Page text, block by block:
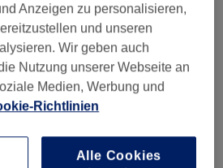
- Meerbusch
Bewertungen
Auf Karte anzeigen
Preis variiert nach
Anzeigen zu personalisieren,
und unseren
Wir geben auch
Nutzung unserer Webseite an
Medien, Werbung und
Richtlinien
Alle Cookies